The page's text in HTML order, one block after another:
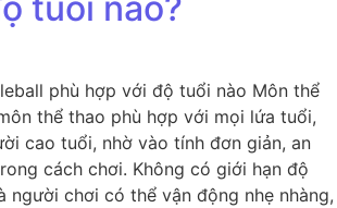
phù hợp với độ tuổi nào Môn thể
thể thao phù hợp với mọi lứa tuổi,
cao tuổi, nhờ vào tính đơn giản, an
cách chơi. Không có giới hạn độ
người chơi có thể vận động nhẹ nhàng,